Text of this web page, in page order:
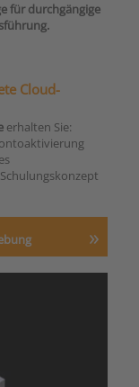
für durchgängige
Cloud-
erhalten Sie: